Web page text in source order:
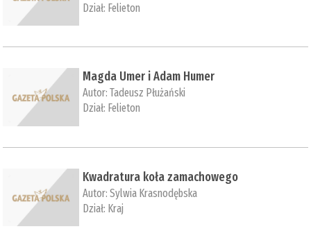
Dział: Felieton
Magda Umer i Adam Humer
Autor:Tadeusz Płużański
Dział: Felieton
Kwadratura koła zamachowego
Autor:Sylwia Krasnodębska
Dział: Kraj